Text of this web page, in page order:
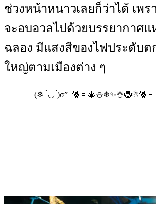
ช่วงหน้าหนาวเลยก็ว่าได้ เพร
จะอบอวลไปด้วยบรรยากาศแ
ฉลอง มีแสงสีของไฟประดับต
ใหญ่ตามเมืองต่าง ๆ
(❄ ‾̀◡‾́)σ”